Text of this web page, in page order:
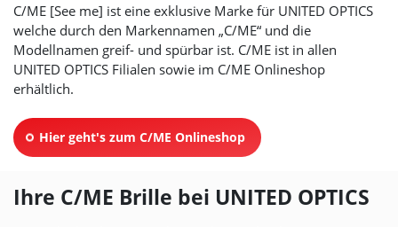
C/ME [See me] ist eine exklusive Marke für UNITED OPTICS
welche durch den Markennamen „C/ME“ und die
Modellnamen greif- und spürbar ist. C/ME ist in allen
UNITED OPTICS Filialen sowie im C/ME Onlineshop
erhältlich.
Hier geht's zum C/ME Onlineshop
(opens_in_new_window)
Ihre C/ME Brille bei UNITED OPTICS